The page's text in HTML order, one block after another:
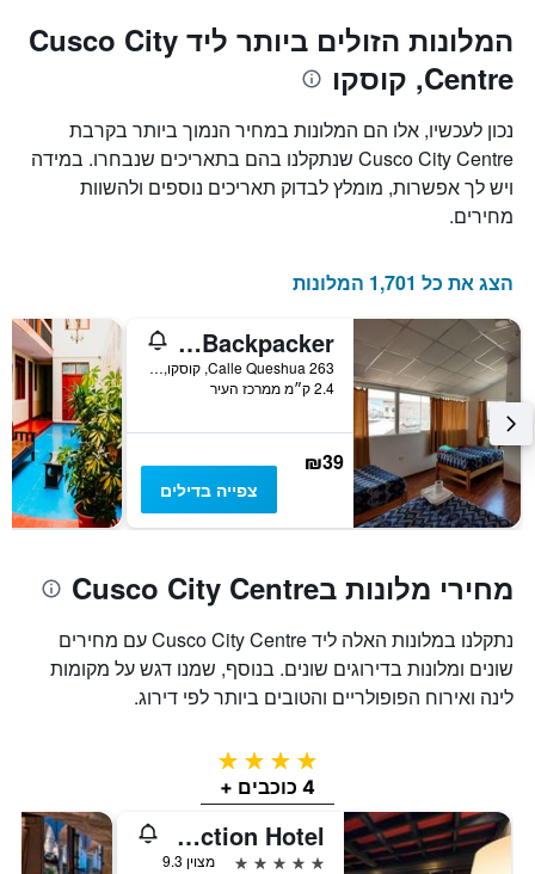
המלונות הזולים ביותר ליד Cusco City
Centre, קוסקו
נכון לעכשיו, אלו הם המלונות במחיר הנמוך ביותר בקרבת
Cusco City Centre שנתקלנו בהם בתאריכים שנבחרו. במידה
ויש לך אפשרות, מומלץ לבדוק תאריכים נוספים ולהשוות
מחירים.
הצג את כל 1,701 המלונות
Chelitos Backpacker
Calle Queshua 263, קוסקו, פרו
2.4 ק״מ ממרכז העיר
₪39
צפייה בדילים
מחירי מלונות בCusco City Centre
נתקלנו במלונות האלה ליד Cusco City Centre עם מחירים
שונים ומלונות בדירוגים שונים. בנוסף, שמנו דגש על מקומות
לינה ואירוח הפופולריים והטובים ביותר לפי דירוג.
4 כוכבים
4 כוכבים +
Palacio del Inka, a Luxury Collection Hotel
5 כוכבים
מצוין 9.3